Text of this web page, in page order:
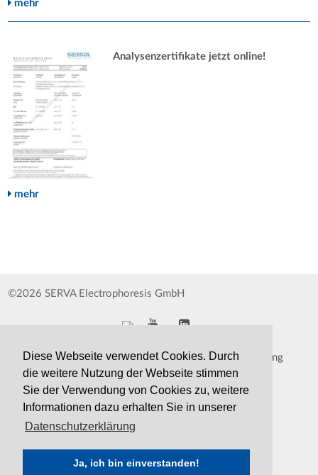
Diese Webseite verwendet Cookies. Durch
die weitere Nutzung der Webseite stimmen
Sie der Verwendung von Cookies zu, weitere
Informationen dazu erhalten Sie in unserer
Datenschutzerklärung
Ja, ich bin einverstanden!
mehr
Analysenzertifikate jetzt online!
mehr
©2026 SERVA Electrophoresis GmbH
Impressum Datenschutzerklärung
Kontakt Druckversion